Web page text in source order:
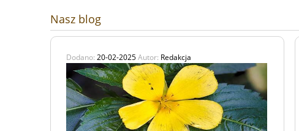
Nasz blog
Dodano: 20-02-2025Autor: Redakcja